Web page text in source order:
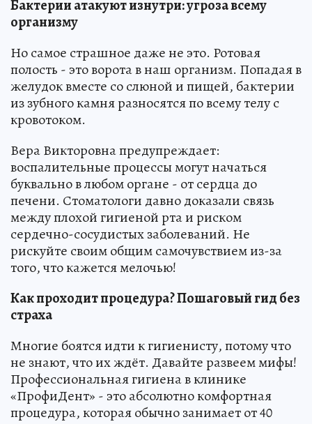
Бактерии атакуют изнутри: угроза всему
организму
Но самое страшное даже не это. Ротовая
полость - это ворота в наш организм. Попадая в
желудок вместе со слюной и пищей, бактерии
из зубного камня разносятся по всему телу с
кровотоком.
Вера Викторовна предупреждает:
воспалительные процессы могут начаться
буквально в любом органе - от сердца до
печени. Стоматологи давно доказали связь
между плохой гигиеной рта и риском
сердечно-сосудистых заболеваний. Не
рискуйте своим общим самочувствием из-за
того, что кажется мелочью!
Как проходит процедура? Пошаговый гид без
страха
Многие боятся идти к гигиенисту, потому что
не знают, что их ждёт. Давайте развеем мифы!
Профессиональная гигиена в клинике
«ПрофиДент» - это абсолютно комфортная
процедура, которая обычно занимает от 40